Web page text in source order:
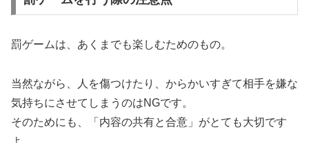
罰ゲームは、あくまでも楽しむためのもの。
当然ながら、人を傷つけたり、からかいすぎて相手を嫌な
気持ちにさせてしまうのはNGです。
そのためにも、「内容の共有と合意」がとても大切です